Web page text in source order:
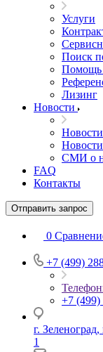
Услуги
Поиск
Помощь
Лизинг
Новости
Новости
СМИ о
FAQ
Контакты
Отправить запрос
0
+7 (499)
+7 (499)
г.
1